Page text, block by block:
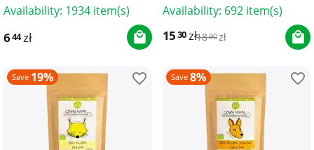
Availability: 1934 item(s)
644 zł
Availability: 692 item(s)
1530zł1890zł
Save 19% Save 8%